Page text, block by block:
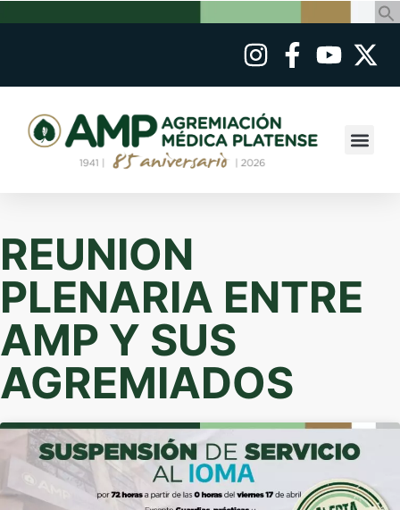
REUNION
PLENARIA ENTRE
AMP Y SUS
AGREMIADOS